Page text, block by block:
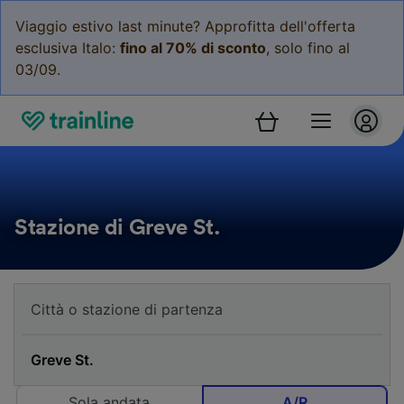
Viaggio estivo last minute? Approfitta dell'offerta
esclusiva Italo: fino al 70% di sconto, solo fino al
03/09.
Stazione di Greve St.